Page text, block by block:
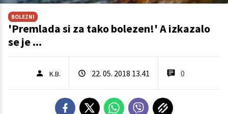
BOLEZNI
'Premlada si za tako bolezen!' A izkazalo
se je ...
K.B. 22. 05. 2018 13.41 0